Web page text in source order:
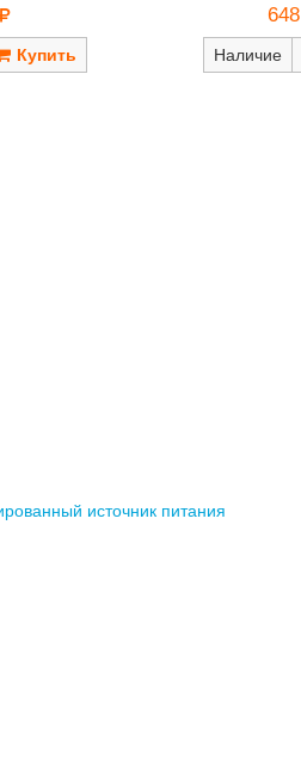
648
Наличие
источник питания